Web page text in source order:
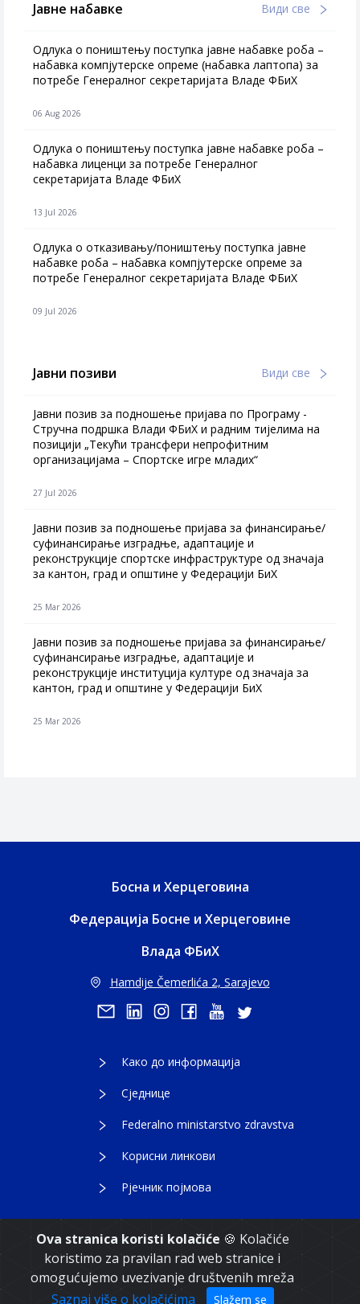
Ova stranica koristi kolačiće 🍪 Kolačiće
koristimo za pravilan rad web stranice i
omogućujemo uvezivanje društvenih mreža
Saznaj više o kolačićima
Slažem se
Јавне набавке Види све
Одлука о поништењу поступка јавне набавке роба –
набавка компјутерске опреме (набавка лаптопа) за
потребе Генералног секретаријата Владе ФБиХ
06 Aug 2026
Одлука о поништењу поступка јавне набавке роба –
набавка лиценци за потребе Генералног
секретаријата Владе ФБиХ
13 Jul 2026
Одлука о отказивању/поништењу поступка јавне
набавке роба – набавка компјутерске опреме за
потребе Генералног секретаријата Владе ФБиХ
09 Jul 2026
Јавни позиви Види све
Јавни позив за подношење пријава по Програму -
Стручна подршка Влади ФБиХ и радним тијелима на
позицији „Текући трансфери непрофитним
организацијама – Спортске игре младих“
27 Jul 2026
Jавни позив за подношење пријава за финансирање/
суфинансирање изградње, адаптације и
реконструкције спортске инфраструктуре од значаја
за кантон, град и општине у Федерацији БиХ
25 Mar 2026
Јавни позив за подношење пријава за финансирање/
суфинансирање изградње, адаптације и
реконструкције институција културе од значаја за
кантон, град и општине у Федерацији БиХ
25 Mar 2026
Босна и Херцеговина
Федерација Босне и Херцеговине
Влада ФБиХ
Hamdije Čemerlića 2, Sarajevo
Како до информација
Сједнице
Federalno ministarstvo zdravstva
Корисни линкови
Рјечник појмова
Copyright 2021. Влада Федерације Босне и
Херцеговине